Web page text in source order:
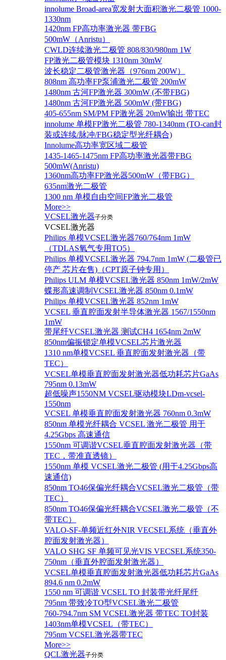
innolume Broad-area宽发射大面积激光二极管 1000-
1330nm
1420nm FP高功率激光器 带FBG
500mW（Anristu）
CWLD连续激光二极管 808/830/980nm 1W
FP激光二极管模块 1310nm 30mW
波长稳定二极管激光器（976nm 200W）
808nm 高功率FP泵浦激光二极管 200mW
1480nm 古河FP激光器 300mW (不带FBG)
1480nm 古河FP激光器 500mW (带FBG)
405-655nm SM/PM FP激光器 20mW输出 带TEC
innolume 单模FP激光二极管 780-1340nm (TO-can封
装或连续/脉冲/FBG稳定型光纤耦合)
Innolume高功率宽区域二极管
1435-1465-1475nm FP高功率激光器带FBG
500mW(Anristu)
1360nm高功率FP激光器500mW（带FBG）
635nm激光二极管
1300 nm 单模自由空间FP激光二极管
More>>
VCSEL激光器子分类
VCSEL激光器
Philips 单模VCSEL激光器760/764nm 1mW
（TDLAS氧气专用TO5）
Philips 单模VCSEL激光器 794.7nm 1mW (二极管已
停产 芯片在售)（CPT原子钟专用）
Philips ULM 单模VCSEL激光器 850nm 1mW/2mW
蝶形高速调制VCSEL激光器 850nm 0.1mW
Philips 单模VCSEL激光器 852nm 1mW
VCSEL 垂直腔面发射半导体激光器 1567/1550nm
1mW
带尾纤VCSEL激光器 测试CH4 1654nm 2mW
850nm偏振锁定单模VCSEL芯片激光器
1310 nm单模VCSEL 垂直腔面发射激光器（带
TEC）
VCSEL单模垂直腔面发射激光器低功耗芯片GaAs
795nm 0.13mW
超低噪声1550NM VCSEL驱动模块LDm-vcsel-
1550nm
VCSEL 单模垂直腔面发射激光器 760nm 0.3mW
850nm 单模光纤耦合 VCSEL 激光二极管 用于
4.25Gbps 高速通信
1550nm 可调谐VCSEL垂直腔面发射激光器（带
TEC，带准直透镜）
1550nm 单模 VCSEL激光二极管 (用于4.25Gbps高
速通信)
850nm TO46保偏光纤耦合VCSEL激光二极管（带
TEC）
850nm TO46保偏光纤耦合VCSEL激光二极管（不
带TEC）
VALO-SF-单频近红外NIR VECSEL系统（垂直外
腔面发射激光器）
VALO SHG SF 单频可见光VIS VECSEL系统350-
750nm（垂直外腔面发射激光器）
VCSEL单模垂直腔面发射激光器低功耗芯片GaAs
894.6 nm 0.2mW
1550 nm 可调谐 VCSEL TO 封装带光纤尾纤
795nm 带致冷TO型VCSEL激光二极管
760-794.7nm SM VCSEL激光器 带TEC TO封装
1403nm单模VCSEL（带TEC）
795nm VCSEL激光器带TEC
More>>
QCL激光器子分类